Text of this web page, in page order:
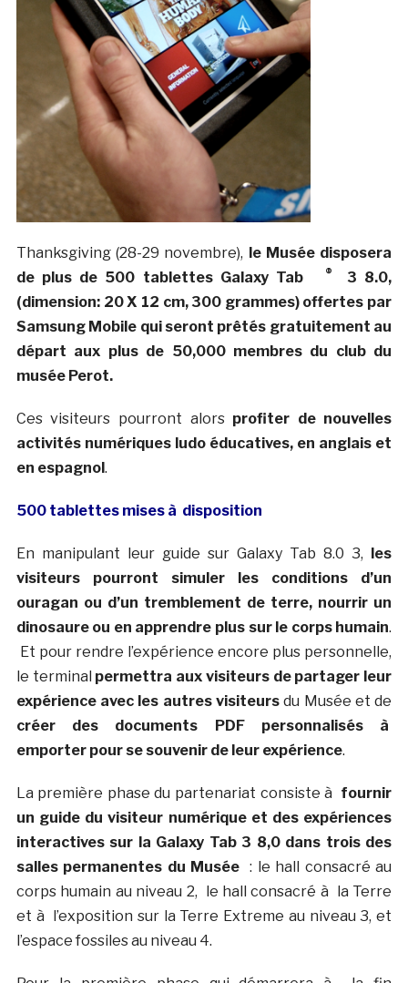
Thanksgiving (28-29 novembre),
le Musée disposera
de plus de 500 tablettes Galaxy Tab
®
3 8.0,
(dimension: 20 X 12 cm, 300 grammes) offertes par
Samsung Mobile qui seront prêtés gratuitement au
départ aux plus de 50,000 membres du club du
musée Perot.
Ces visiteurs pourront alors profiter de nouvelles
activités numériques ludo éducatives, en anglais et
en espagnol .
500 tablettes mises à disposition
En manipulant leur guide sur Galaxy Tab 8.0 3,
les
visiteurs pourront simuler les conditions d’un
ouragan ou d’un tremblement de terre, nourrir un
dinosaure ou en apprendre plus sur le corps humain.
Et pour rendre l’expérience encore plus personnelle,
le terminal permettra aux visiteurs de partager leur
expérience avec les autres visiteurs du Musée et de
créer des documents PDF personnalisés à
emporter pour se souvenir de leur expérience.
La première phase du partenariat consiste à fournir
un guide du visiteur numérique et des expériences
interactives sur la Galaxy Tab 3 8,0 dans trois des
salles permanentes du Musée : le hall consacré au
corps humain au niveau 2, le hall consacré à la Terre
et à l’exposition sur la Terre Extreme au niveau 3, et
l’espace fossiles au niveau 4.